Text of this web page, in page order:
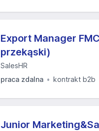
Export Manager
przekąski)
SalesHR
praca zdalna
kontrakt b2b
Junior